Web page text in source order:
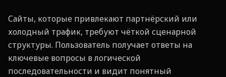
Сайты, которые привлекают партнёрский или
холодный трафик, требуют чёткой сценарной
структуры. Пользователь получает ответы на
ключевые вопросы в логической
последовательности и видит понятный